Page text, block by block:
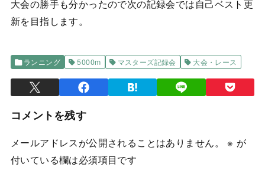
大会の勝手も分かったので次の記録会では自己ベスト更
新を目指します。
ランニング 5000m マスターズ記録会 大会・レース
コメントを残す
メールアドレスが公開されることはありません。 ※ が
付いている欄は必須項目です